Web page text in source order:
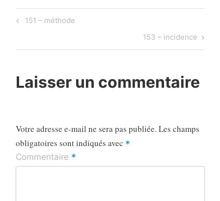
Navigation
Previous
151 – méthode
Next
Post
153 – incidence
Laisser un commentaire
Votre adresse e-mail ne sera pas publiée. Les champs
obligatoires sont indiqués avec *
Commentaire *